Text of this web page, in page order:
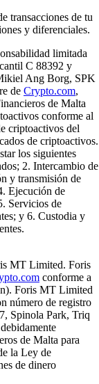
transacciones de tu
y diferenciales.
limitada
C 88392 y
Ang Borg, SPK
de Crypto.com,
de Malta
conforme al
criptoactivos del
de criptoactivos.
los siguientes
2. Intercambio de
y transmisión de
Ejecución de
Servicios de
y 6. Custodia y
MT Limited. Foris
conforme a
Foris MT Limited
número de registro
Spinola Park, Triq
de Malta para
la Ley de
de dinero